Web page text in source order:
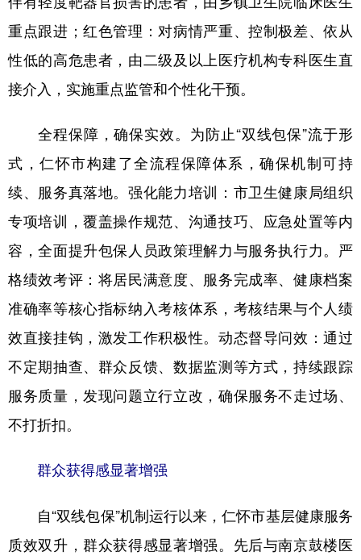
重点跟进；红色管理：对病情严重、控制极差、依从
性低的高危患者，由二级及以上医疗机构专科医生直
接介入，实施重点监管和个性化干预。
全程保障，确保实效。为防止“双线包保”流于形
式，仁怀市构建了全流程保障体系，确保机制可持
续、服务真落地。强化能力培训：市卫生健康局组织
专项培训，覆盖操作规范、沟通技巧、应急处置等内
容，全面提升包保人员政策理解力与服务执行力。严
格绩效考评：将居民满意度、服务完成率、健康档案
准确率等核心指标纳入考核体系，考核结果与个人绩
效直接挂钩，激发工作积极性。动态督导问效：通过
不定期抽查、群众反馈、数据监测等方式，持续跟踪
服务质量，发现问题立行立改，确保服务不走过场、
不打折扣。
群众获得感显著增强
自“双线包保”机制运行以来，仁怀市基层健康服务
质效双升，群众获得感显著增强。先后与南京鼓楼医